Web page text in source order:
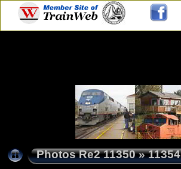
Photos Re2 11350»11354